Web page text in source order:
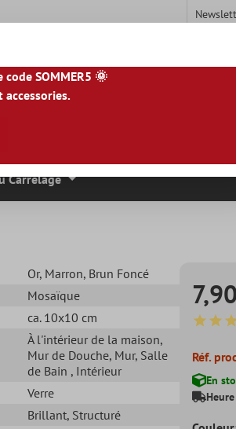
|HU|BG|HR
Carrelage
Carrelage
Or, Marron, Brun Foncé
Mosaïque
ca. 10x10 cm
À l'intérieur de la maison,
Mur de Douche, Mur, Salle
de Bain , Intérieur
Verre
Brillant, Structuré
Note
Réf.
En
SOMMER5 🌞